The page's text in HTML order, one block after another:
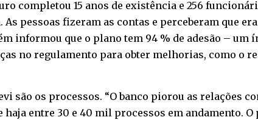
completou 15 anos de existência e 256
pessoas fizeram as contas e perceberam que
informou que o plano tem 94 % de adesão – um
no regulamento para obter melhorias, como o
são os processos. “O banco piorou as relações
entre 30 e 40 mil processos em andamento. O